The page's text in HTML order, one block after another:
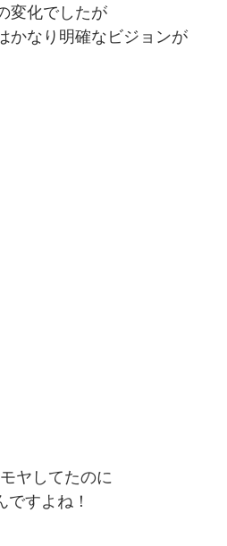
変化でしたが
かなり明確なビジョンが
ヤしてたのに
すよね！